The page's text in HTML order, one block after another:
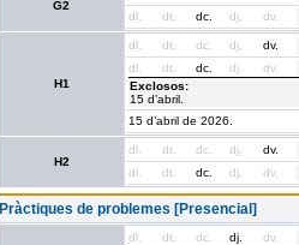
G2
dl.
dt. dc. dj. dv.
H1
dl. dt. dc. dj. dv.
dl. dt. dc. dj. dv.
Exclosos:
15 d’abril.
15 d’abril de 2026.
H2
dl. dt. dc. dj. dv.
dl.
dt. dc. dj. dv.
Pràctiques de problemes [Presencial]
dl. dt. dc. dj. dv.